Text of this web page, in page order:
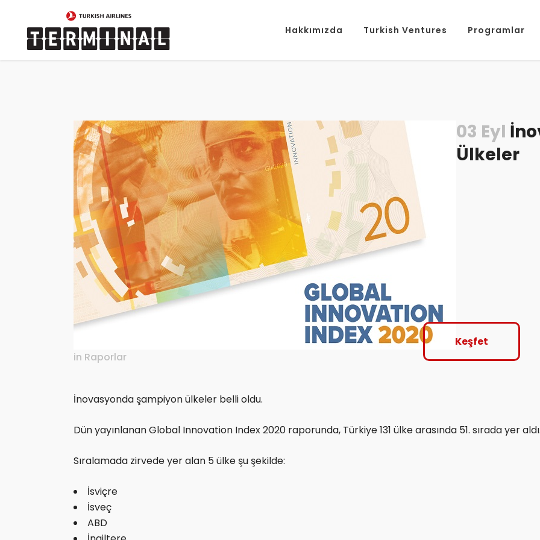
Hakkımızda Turkish Ventures Programlar
03 Eyl
Ülkeler
in Raporlar
Keşfet
İnovasyonda şampiyon ülkeler belli oldu.
Dün yayınlanan Global Innovation Index 2020 raporunda, Türkiye 131 ülke arasında 51. sırada yer
Sıralamada zirvede yer alan 5 ülke şu şekilde:
İsviçre
İsveç
ABD